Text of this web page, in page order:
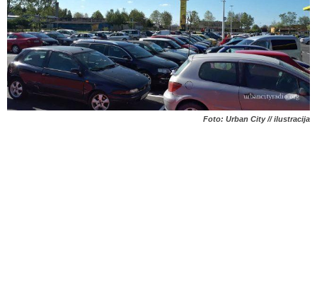
Foto: Urban City // ilustracija